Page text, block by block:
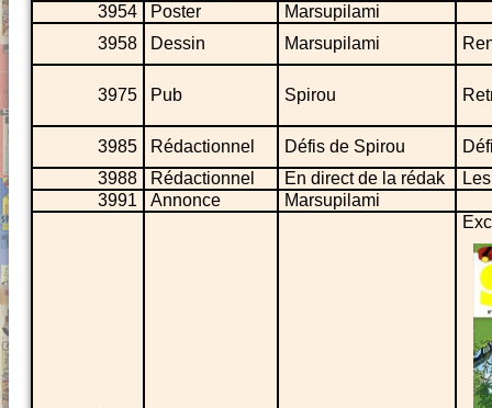
3954
Poster
Marsupilami
3958
Dessin Marsupilami
3975 Pub Spirou
3985 Rédactionnel Défis de Spirou
3988
Rédactionnel En direct de la rédak
3991
Annonce Marsupilami